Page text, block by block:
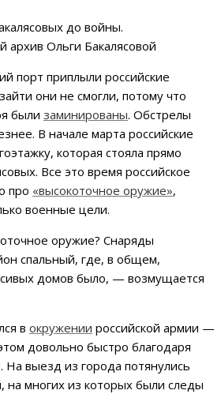
до войны.
архив Ольги Бакалясовой
порт приплыли российские
они не смогли, потому что
были заминированы. Обстрелы
В начале марта российские
которая стояла прямо
Все это время российское
про «высокоточное оружие»,
военные цели.
оружие? Снаряды
спальный, где, в общем,
домов было, — возмущается
в окружении российской армии —
довольно быстро благодаря
На выезд из города потянулись
на многих из которых были следы